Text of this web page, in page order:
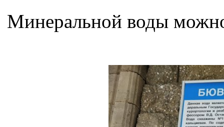
Минеральной воды